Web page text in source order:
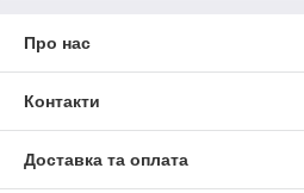
Про нас
Контакти
Доставка та оплата